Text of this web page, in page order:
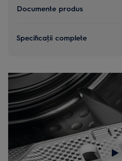
Documente produs
Specificaţii complete